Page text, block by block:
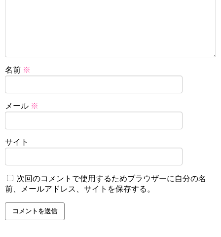
名前 ※
メール ※
サイト
次回のコメントで使用するためブラウザーに自分の名
前、メールアドレス、サイトを保存する。